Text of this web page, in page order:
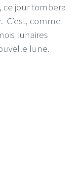
ce jour tombera
C’est, comme
lunaires
lune.